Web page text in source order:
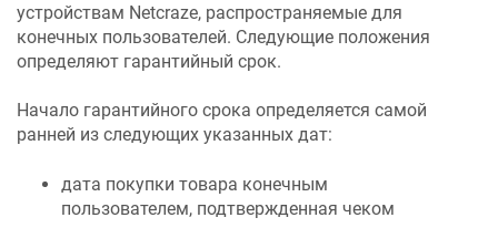
устройствам Netcraze, распространяемые для
конечных пользователей. Следующие положения
определяют гарантийный срок.
Начало гарантийного срока определяется самой
ранней из следующих указанных дат:
дата покупки товара конечным
пользователем, подтвержденная чеком